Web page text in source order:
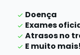
Doença
Exames
Atrasos no
E muito mais!